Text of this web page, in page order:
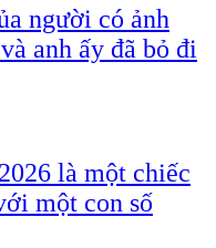
người có ảnh
anh ấy đã bỏ đi
là một chiếc
một con số